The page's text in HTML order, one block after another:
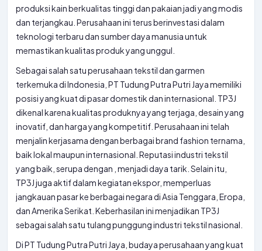
produksi kain berkualitas tinggi dan pakaian jadi yang modis
dan terjangkau. Perusahaan ini terus berinvestasi dalam
teknologi terbaru dan sumber daya manusia untuk
memastikan kualitas produk yang unggul.
Sebagai salah satu perusahaan tekstil dan garmen
terkemuka di Indonesia, PT Tudung Putra Putri Jaya memiliki
posisi yang kuat di pasar domestik dan internasional. TP3J
dikenal karena kualitas produknya yang terjaga, desain yang
inovatif, dan harga yang kompetitif. Perusahaan ini telah
menjalin kerjasama dengan berbagai brand fashion ternama,
baik lokal maupun internasional. Reputasi industri tekstil
yang baik, serupa dengan , menjadi daya tarik. Selain itu,
TP3J juga aktif dalam kegiatan ekspor, memperluas
jangkauan pasar ke berbagai negara di Asia Tenggara, Eropa,
dan Amerika Serikat. Keberhasilan ini menjadikan TP3J
sebagai salah satu tulang punggung industri tekstil nasional.
Di PT Tudung Putra Putri Jaya, budaya perusahaan yang kuat